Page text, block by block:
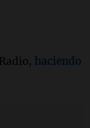
haciendo